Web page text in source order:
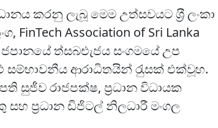
කරනු ලැබූ මෙම උත්සවයට ශ‍්‍රී ලංකා
FinTech Association of Sri Lanka
ත්‍සබඑැජය සංගමයේ උප
ආරාධිතයින් රැුසක් එක්වූහ.
සුජීව රාජපක්ෂ, ප‍්‍රධාන විධායක
ප‍්‍රධාන ඩිජිටල් නිලධාරී මංගල